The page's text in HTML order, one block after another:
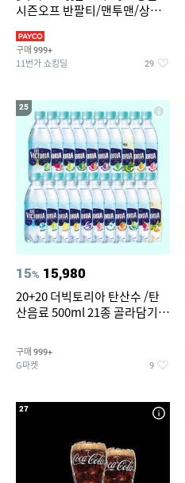
시즌오프 반팔티/맨투맨/상하
구매 999+
11번가 쇼킹딜 29
25
15% 15,980
20+20 더빅토리아 탄산수 /탄
산음료 500ml 21종 골라담기
구매 999+
G마켓 9
27